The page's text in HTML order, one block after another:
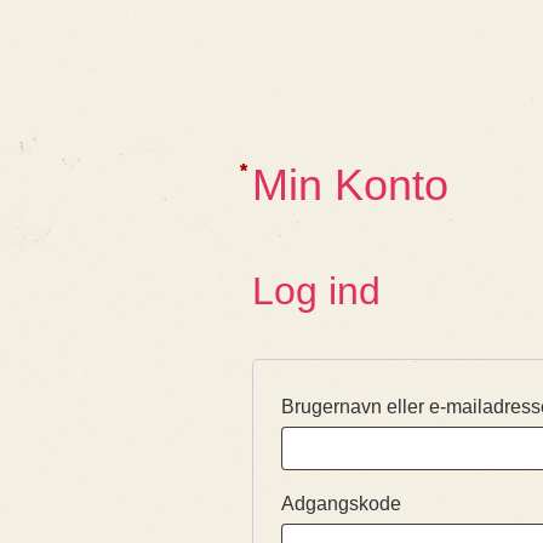
Min Konto
Log ind
Brugernavn eller e-
*
Adgangskode
*